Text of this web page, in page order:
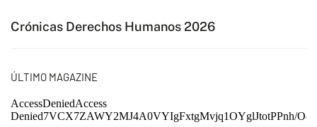
Crónicas Derechos Humanos 2026
ÚLTIMO MAGAZINE